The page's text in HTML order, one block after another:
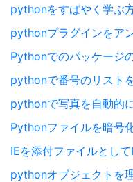
pythonをすばやく学ぶ
pythonプラグインをア
Pythonでのパッケージ
pythonで番号のリスト
pythonで写真を自動的
Pythonファイルを暗号
IEを添付ファイルとし
pythonオブジェクトを